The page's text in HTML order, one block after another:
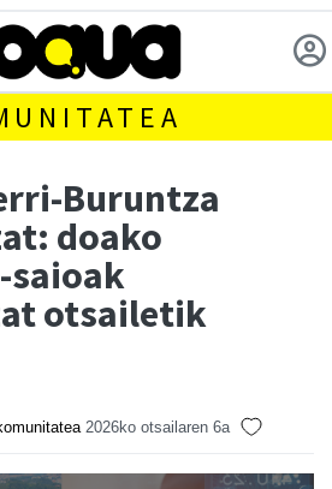
Buruntza
doako
saioak
otsailetik
2026ko otsailaren 6a